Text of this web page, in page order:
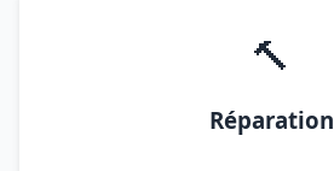
🔨
Réparation